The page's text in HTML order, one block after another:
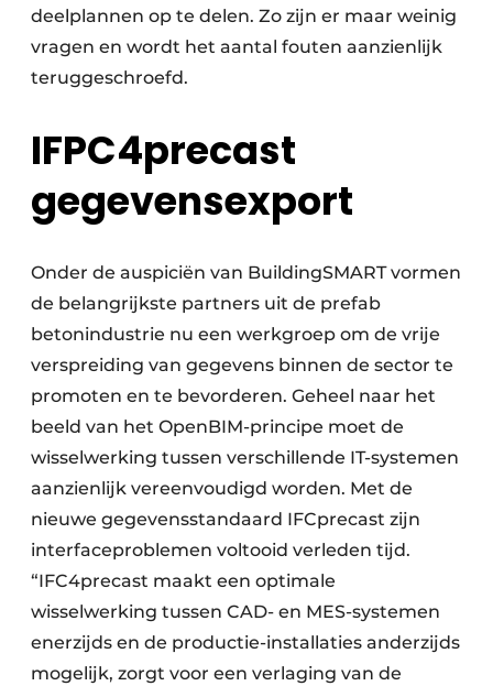
deelplannen op te delen. Zo zijn er maar weinig
vragen en wordt het aantal fouten aanzienlijk
teruggeschroefd.
IFPC4precast
gegevensexport
Onder de auspiciën van BuildingSMART vormen
de belangrijkste partners uit de prefab
betonindustrie nu een werkgroep om de vrije
verspreiding van gegevens binnen de sector te
promoten en te bevorderen. Geheel naar het
beeld van het OpenBIM-principe moet de
wisselwerking tussen verschillende IT-systemen
aanzienlijk vereenvoudigd worden. Met de
nieuwe gegevensstandaard IFCprecast zijn
interfaceproblemen voltooid verleden tijd.
“IFC4precast maakt een optimale
wisselwerking tussen CAD- en MES-systemen
enerzijds en de productie-installaties anderzijds
mogelijk, zorgt voor een verlaging van de